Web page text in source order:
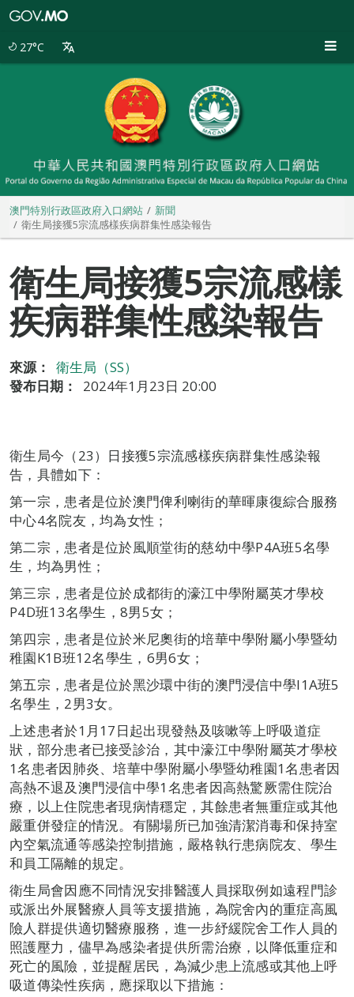
27°C
澳門特別行政區政府入口網站
新聞
衛生局接獲5宗流感樣疾病群集性感染報告
衛生局接獲5宗流感樣
疾病群集性感染報告
來源：
衛生局（SS）
發布日期：
2024年1月23日 20:00
衛生局今（23）日接獲5宗流感樣疾病群集性感染報
告，具體如下：
第一宗，患者是位於澳門俾利喇街的華暉康復綜合服務
中心4名院友，均為女性；
第二宗，患者是位於風順堂街的慈幼中學P4A班5名學
生，均為男性；
第三宗，患者是位於成都街的濠江中學附屬英才學校
P4D班13名學生，8男5女；
第四宗，患者是位於米尼奧街的培華中學附屬小學暨幼
稚園K1B班12名學生，6男6女；
第五宗，患者是位於黑沙環中街的澳門浸信中學I1A班5
名學生，2男3女。
上述患者於1月17日起出現發熱及咳嗽等上呼吸道症
狀，部分患者已接受診治，其中濠江中學附屬英才學校
1名患者因肺炎、培華中學附屬小學暨幼稚園1名患者因
高熱不退及澳門浸信中學1名患者因高熱驚厥需住院治
療，以上住院患者現病情穩定，其餘患者無重症或其他
嚴重併發症的情況。有關場所已加強清潔消毒和保持室
內空氣流通等感染控制措施，嚴格執行患病院友、學生
和員工隔離的規定。
衛生局會因應不同情況安排醫護人員採取例如遠程門診
或派出外展醫療人員等支援措施，為院舍內的重症高風
險人群提供適切醫療服務，進一步紓緩院舍工作人員的
照護壓力，儘早為感染者提供所需治療，以降低重症和
死亡的風險，並提醒居民，為減少患上流感或其他上呼
吸道傳染性疾病，應採取以下措施：